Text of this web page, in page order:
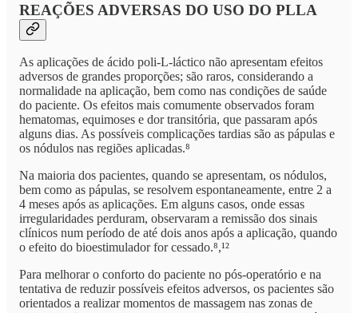
REAÇÕES ADVERSAS DO USO DO PLLA
As aplicações de ácido poli-L-láctico não apresentam efeitos
adversos de grandes proporções; são raros, considerando a
normalidade na aplicação, bem como nas condições de saúde
do paciente. Os efeitos mais comumente observados foram
hematomas, equimoses e dor transitória, que passaram após
alguns dias. As possíveis complicações tardias são as pápulas e
os nódulos nas regiões aplicadas.⁸
Na maioria dos pacientes, quando se apresentam, os nódulos,
bem como as pápulas, se resolvem espontaneamente, entre 2 a
4 meses após as aplicações. Em alguns casos, onde essas
irregularidades perduram, observaram a remissão dos sinais
clínicos num período de até dois anos após a aplicação, quando
o efeito do bioestimulador for cessado.⁸,¹²
Para melhorar o conforto do paciente no pós-operatório e na
tentativa de reduzir possíveis efeitos adversos, os pacientes são
orientados a realizar momentos de massagem nas zonas de